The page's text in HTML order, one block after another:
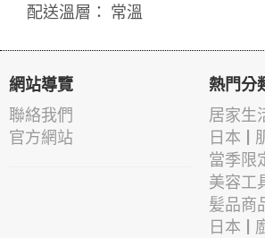
配送溫層： 常溫
網站導覽
聯絡我們
官方網站
熱門分
居家生
日本 |
當季限
美容工
髪品商
日本 |